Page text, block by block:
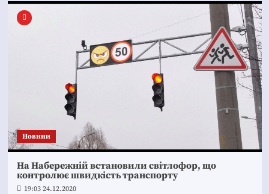
Новини
На Набережній встановили світлофор, що
контролює швидкість транспорту
19:03 24.12.2020